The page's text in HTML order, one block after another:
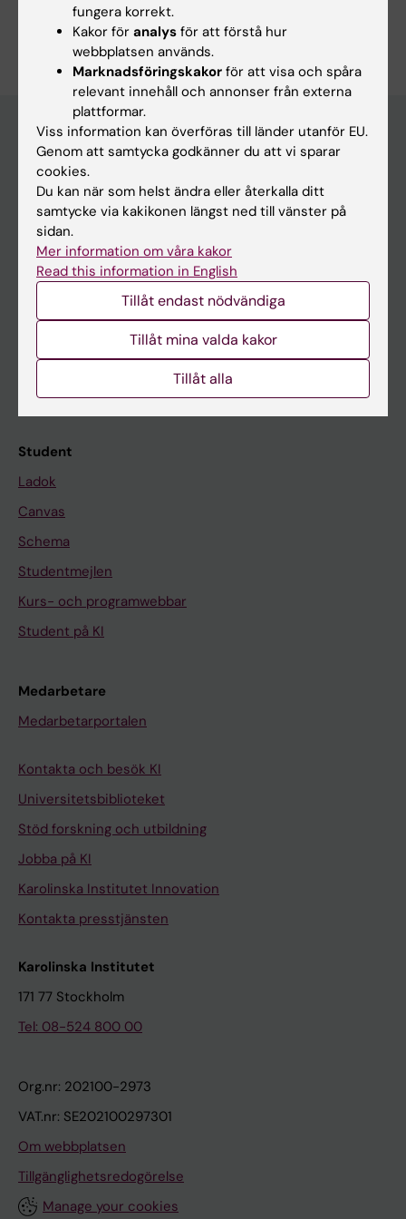
Är du Josephine Savard?
Redigera din profil
Huvudmeny
Utbildning
Forskarutbildning
Forskning
Om KI
Kalender
Student
Ladok
Canvas
Schema
Studentmejlen
Kurs- och programwebbar
Student på KI
Medarbetare
Medarbetarportalen
Kontakta och besök KI
Universitetsbiblioteket
Stöd forskning och utbildning
Jobba på KI
Karolinska Institutet Innovation
Kontakta presstjänsten
Karolinska Institutet
171 77 Stockholm
Tel: 08-524 800 00
Org.nr: 202100-2973
VAT.nr: SE202100297301
Om webbplatsen
Tillgänglighetsredogörelse
Manage your cookies
fungera korrekt.
Kakor för analys för att förstå hur
webbplatsen används.
Marknadsföringskakor för att visa och spåra
relevant innehåll och annonser från externa
plattformar.
Viss information kan överföras till länder utanför EU.
Genom att samtycka godkänner du att vi sparar
cookies.
Du kan när som helst ändra eller återkalla ditt
samtycke via kakikonen längst ned till vänster på
sidan.
Mer information om våra kakor
Read this information in English
Tillåt endast nödvändiga
Tillåt mina valda kakor
Tillåt alla